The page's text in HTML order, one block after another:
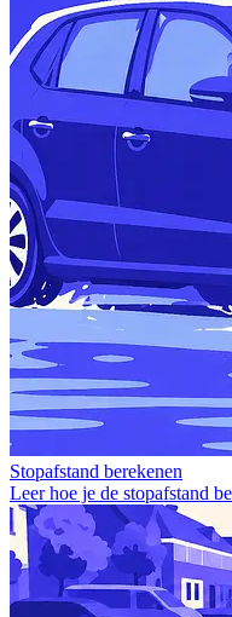
Stopafstand berekenen
Leer hoe je de stopafstand